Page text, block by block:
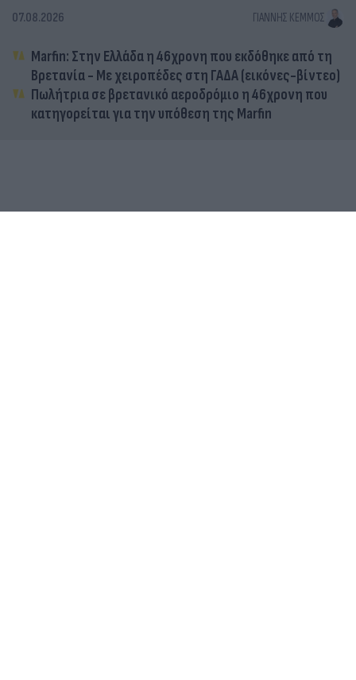
07.08.2026 ΓΙΆΝΝΗΣ ΚΈΜΜΟΣ
Marfin: Στην Ελλάδα η 46χρονη που εκδόθηκε από τη
Βρετανία - Με χειροπέδες στη ΓΑΔΑ (εικόνες-βίντεο)
Πωλήτρια σε βρετανικό αεροδρόμιο η 46χρονη που
κατηγορείται για την υπόθεση της Marfin